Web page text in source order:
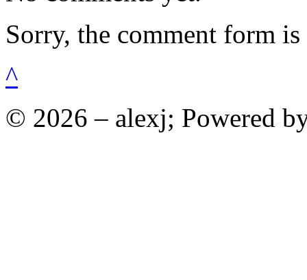
Sorry, the comment form
^
© 2026 – alexj; Powered